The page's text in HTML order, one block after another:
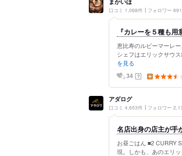
口コミ 1,068件 フォロワー
『カレーを５種も
恵比寿のルビーマーレ
シェフはエリックサウ
を見る
34 ？
アダログ
口コミ 4,653件 フォロワー
名店出身の店主が手
お昼ごはん ■2 CURRY
現。しかも、あのエリ